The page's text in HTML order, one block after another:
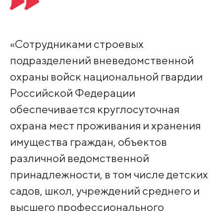
«Сотрудниками строевых
подразделений вневедомственной
охраны войск национальной гвардии
Российской Федерации
обеспечивается круглосуточная
охрана мест проживания и хранения
имущества граждан, объектов
различной ведомственной
принадлежности, в том числе детских
садов, школ, учреждений среднего и
высшего профессионального